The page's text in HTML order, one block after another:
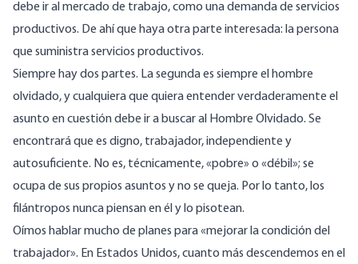
debe ir al mercado de trabajo, como una demanda de servicios
productivos. De ahí que haya otra parte interesada: la persona
que suministra servicios productivos.
Siempre hay dos partes. La segunda es siempre el hombre
olvidado, y cualquiera que quiera entender verdaderamente el
asunto en cuestión debe ir a buscar al Hombre Olvidado. Se
encontrará que es digno, trabajador, independiente y
autosuficiente. No es, técnicamente, «pobre» o «débil»; se
ocupa de sus propios asuntos y no se queja. Por lo tanto, los
filántropos nunca piensan en él y lo pisotean.
Oímos hablar mucho de planes para «mejorar la condición del
trabajador». En Estados Unidos, cuanto más descendemos en el